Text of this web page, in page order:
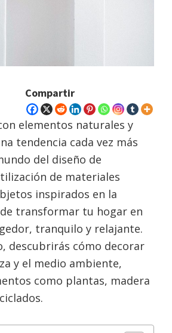
Compartir
elementos naturales y
tendencia cada vez más
del diseño de
de materiales
inspirados en la
transformar tu hogar en
tranquilo y relajante.
descubrirás cómo decorar
y el medio ambiente,
como plantas, madera